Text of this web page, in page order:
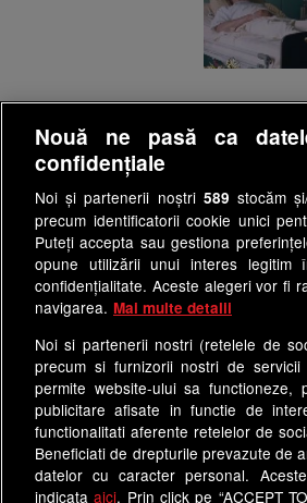
Politica
Nouă ne pasă ca
confidențiale
Noi și partenerii noștri 589 stocăm
precum identificatorii cookie unici
Puteți accepta sau gestiona
opune utilizării unui interes
confidențialitate. Aceste alegeri vor fi
navigarea. Mai multe detalii
Noi si partenerii nostri (retelele de
precum si furnizorii nostri de
permite website-ului sa
publicitare afisate in functie de
functionalitati aferente retelelor de
Beneficiati de drepturile prevazute de
datelor cu caracter personal.
indicataaici. Prin click pe “ACCEPT